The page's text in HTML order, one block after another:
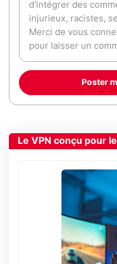
Poster
Le VPN conçu pour